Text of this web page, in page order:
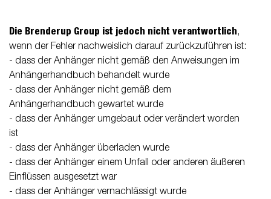
Die Brenderup Group ist jedoch nicht verantwortlich,
wenn der Fehler nachweislich darauf zurückzuführen ist:
- dass der Anhänger nicht gemäß den Anweisungen im
Anhängerhandbuch behandelt wurde
- dass der Anhänger nicht gemäß dem
Anhängerhandbuch gewartet wurde
- dass der Anhänger umgebaut oder verändert worden
ist
- dass der Anhänger überladen wurde
- dass der Anhänger einem Unfall oder anderen äußeren
Einflüssen ausgesetzt war
- dass der Anhänger vernachlässigt wurde